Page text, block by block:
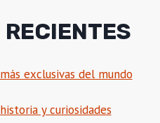
exclusivas del mundo
y curiosidades